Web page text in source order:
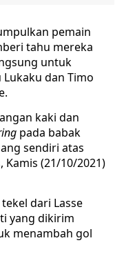
pemain
tahu mereka
untuk
dan Timo
kaki dan
pada babak
sendiri atas
Kamis (21/10/2021)
dari Lasse
yang dikirim
menambah gol